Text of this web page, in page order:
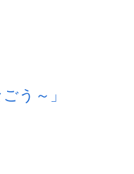
ごう～」